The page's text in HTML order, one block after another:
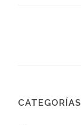
CATEGORÍAS